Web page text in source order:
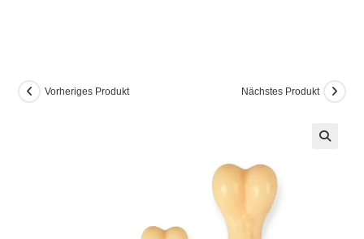
Vorheriges Produkt Nächstes Produkt